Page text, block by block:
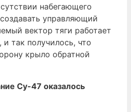
набегающего
управляющий
вектор тяги работает
так получилось, что
крыло обратной
Су-47 оказалось